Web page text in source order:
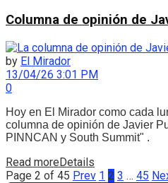
Columna de opinión de
by El Mirador
13/04/26 3:01 PM
0
Hoy en El Mirador como cada
columna de opinión de Javier
PINNCAN y South Summit" .
Read moreDetails
Page 2 of 45 Prev 1 2 3 … 45